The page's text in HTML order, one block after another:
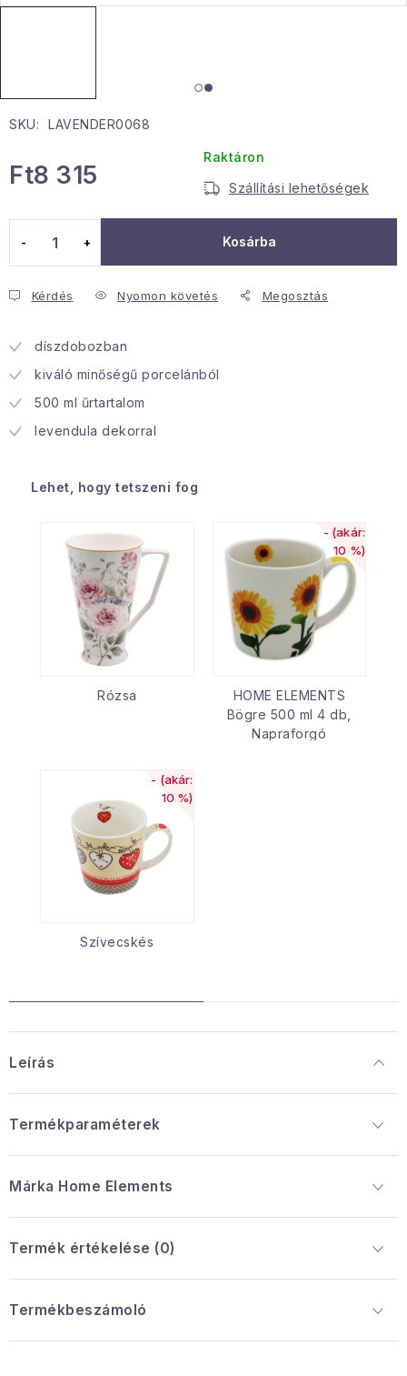
Karácsonyi esemény
Januári akció
Hogyan kell panaszkodni / visszaadni az áruka
Érintkezés
Rólunk
SKU: LAVENDER0068
Ft8 315
Raktáron
Szállítási lehetőségek
Kosárba
Kérdés Nyomon követés Megosztás
díszdobozban
kiváló minőségű porcelánból
500 ml űrtartalom
levendula dekorral
Lehet, hogy tetszeni fog
Rózsa
HOME ELEMENTS
Bögre 500 ml 4 db,
Napraforgó
(akár:
10 %)
Szívecskés
(akár:
10 %)
Leírás
Termékparaméterek
Márka Home Elements
Termék értékelése (0)
Termékbeszámoló